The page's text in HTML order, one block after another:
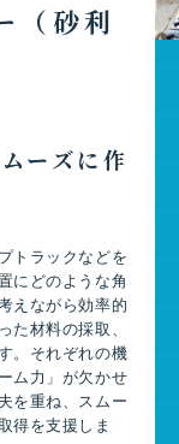
（砂利
ーズに作
トラックなどを
にどのような角
えながら効率的
た材料の採取、
。それぞれの機
ム力」が欠かせ
を重ね、スムー
得を支援しま